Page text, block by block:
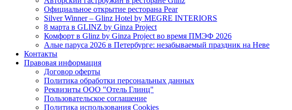
Официальное открытие ресторана Pear
Silver Winner – Glinz Hotel by MEGRE INTERIORS
8 марта в GLINZ by Ginza Project
Комфорт в Glinz by Ginza Project во время ПМЭФ 2026
Алые паруса 2026 в Петербурге: незабываемый праздник на Неве
Контакты
Правовая информация
Договор оферты
Политика обработки персональных данных
Реквизиты ООО "Отель Глинц"
Пользовательское соглашение
Политика использования Cookies